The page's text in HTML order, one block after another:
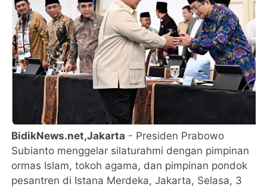
BidikNews.net,Jakarta - Presiden Prabowo
Subianto menggelar silaturahmi dengan pimpinan
ormas Islam, tokoh agama, dan pimpinan pondok
pesantren di Istana Merdeka, Jakarta, Selasa, 3